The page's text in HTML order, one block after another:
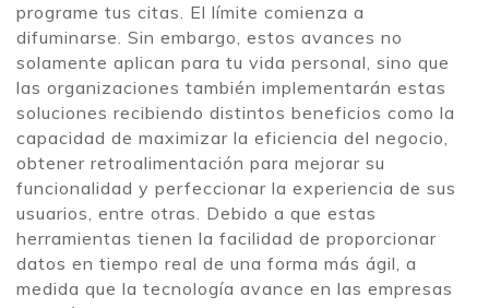
programe tus citas. El límite comienza a
difuminarse. Sin embargo, estos avances no
solamente aplican para tu vida personal, sino que
las organizaciones también implementarán estas
soluciones recibiendo distintos beneficios como la
capacidad de maximizar la eficiencia del negocio,
obtener retroalimentación para mejorar su
funcionalidad y perfeccionar la experiencia de sus
usuarios, entre otras. Debido a que estas
herramientas tienen la facilidad de proporcionar
datos en tiempo real de una forma más ágil, a
medida que la tecnología avance en las empresas